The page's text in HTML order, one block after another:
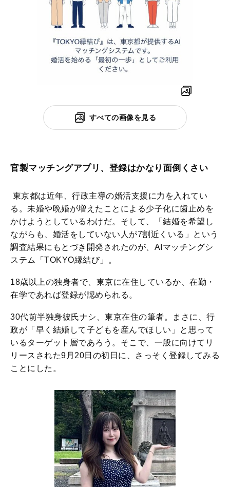
すべての画像を見る
官製マッチングアプリ、登録はかなり面倒くさい
東京都は近年、行政主導の婚活支援に力を入れてい
る。未婚や晩婚が増えたことによる少子化に歯止めを
かけようとしているわけだ。そして、「結婚を希望し
ながらも、婚活をしていない人が7割近くいる」という
調査結果にもとづき開発されたのが、AIマッチングシ
ステム「TOKYO縁結び」。
18歳以上の独身者で、東京に在住しているか、在勤・
在学であれば登録が認められる。
30代前半独身彼氏ナシ、東京在住の筆者。まさに、行
政が「早く結婚して子どもを産んでほしい」と思って
いるターゲット層であろう。そこで、一般に向けてリ
リースされた9月20日の初日に、さっそく登録してみる
ことにした。